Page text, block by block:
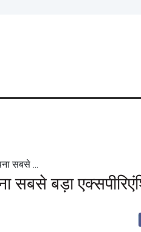
सबसे ...
बड़ा